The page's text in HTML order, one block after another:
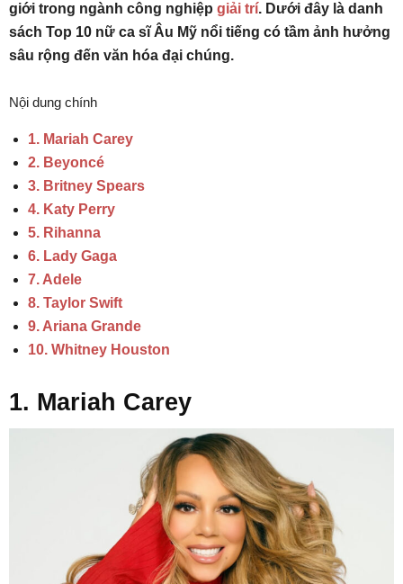
giới trong ngành công nghiệp giải trí. Dưới đây là danh
sách Top 10 nữ ca sĩ Âu Mỹ nổi tiếng có tầm ảnh hưởng
sâu rộng đến văn hóa đại chúng.
Nội dung chính
1. Mariah Carey
2. Beyoncé
3. Britney Spears
4. Katy Perry
5. Rihanna
6. Lady Gaga
7. Adele
8. Taylor Swift
9. Ariana Grande
10. Whitney Houston
1. Mariah Carey